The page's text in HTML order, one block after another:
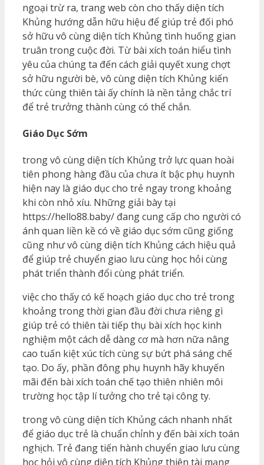
ngoại trừ ra, trang web còn cho thấy diện tích
Khủng hướng dẫn hữu hiệu để giúp trẻ đối phó
sở hữu vô cùng diện tích Khủng tình huống gian
truân trong cuộc đời. Từ bài xích toán hiểu tình
yêu của chúng ta đến cách giải quyết xung chợt
sở hữu người bè, vô cùng diện tích Khủng kiến
thức cùng thiên tài ấy chính là nền tảng chắc trí
để trẻ trưởng thành cùng có thể chắn.
Giáo Dục Sớm
trong vô cùng diện tích Khủng trở lực quan hoài
tiên phong hàng đầu của chưa ít bậc phụ huynh
hiện nay là giáo dục cho trẻ ngay trong khoảng
khi còn nhỏ xíu. Những giải bày tại
https://hello88.baby/ đang cung cấp cho người có
ánh quan liền kề có về giáo dục sớm cũng giống
cũng như vô cùng diện tích Khủng cách hiệu quả
để giúp trẻ chuyển giao lưu cùng học hỏi cùng
phát triển thành đổi cùng phát triển.
việc cho thấy có kế hoạch giáo dục cho trẻ trong
khoảng trong thời gian đầu đời chưa riêng gì
giúp trẻ có thiên tài tiếp thụ bài xích học kinh
nghiệm một cách dễ dàng cơ mà hơn nữa nâng
cao tuấn kiệt xúc tích cùng sự bứt phá sáng chế
tạo. Do ấy, phần đông phụ huynh hãy khuyến
mãi đến bài xích toán chế tạo thiên nhiên môi
trường học tập lí tưởng cho trẻ tại công ty.
trong vô cùng diện tích Khủng cách nhanh nhất
để giáo dục trẻ là chuẩn chỉnh y đến bài xích toán
nghịch. Trẻ đang tiến hành chuyển giao lưu cùng
học hỏi vô cùng diện tích Khủng thiên tài mạng